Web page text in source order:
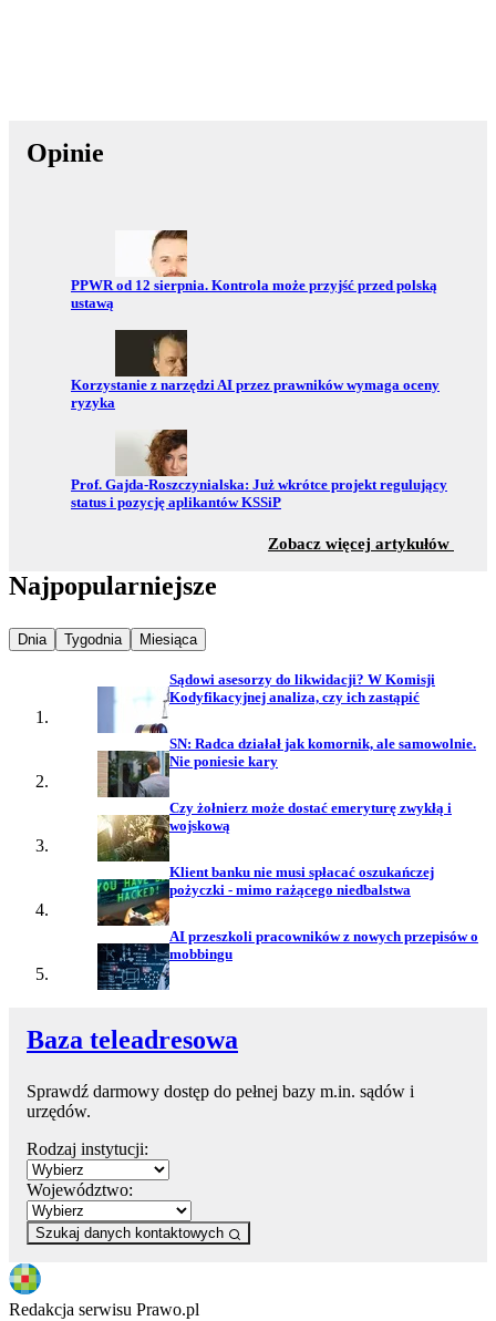
Opinie
Przejdź do:
PPWR od 12 sierpnia. Kontrola może przyjść przed polską
ustawą
Przejdź do:
Korzystanie z narzędzi AI przez prawników wymaga oceny
ryzyka
Przejdź do:
Prof. Gajda-Roszczynialska: Już wkrótce projekt regulujący
status i pozycję aplikantów KSSiP
Zobacz więcej artykułów
Najpopularniejsze
Najpopularniejsze wiadomości z
Dnia Najpopularniejsze wiadomości z
Tygodnia Najpopularniejsze wiadomości z
Miesiąca
Sądowi asesorzy do likwidacji? W Komisji
Kodyfikacyjnej analiza, czy ich zastąpić
SN: Radca działał jak komornik, ale samowolnie.
Nie poniesie kary
Czy żołnierz może dostać emeryturę zwykłą i
wojskową
Klient banku nie musi spłacać oszukańczej
pożyczki - mimo rażącego niedbalstwa
AI przeszkoli pracowników z nowych przepisów o
mobbingu
Baza teleadresowa
Sprawdź darmowy dostęp do pełnej bazy m.in. sądów i
urzędów.
Rodzaj instytucji:
Województwo:
Szukaj danych kontaktowych
Redakcja serwisu Prawo.pl